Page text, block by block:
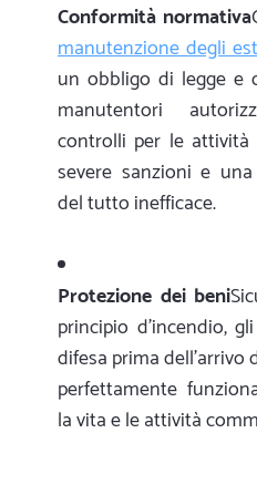
Conformità normativa
manutenzione degli
un obbligo di legge e
manutentori
controlli per le
severe sanzioni e
del tutto inefficace.
Protezione dei beni
principio d'incendio,
difesa prima dell'arrivo
perfettamente
la vita e le attività